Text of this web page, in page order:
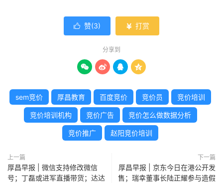
 赞(3)  打赏
分享到
   
sem竞价 厚昌教育 百度竞价 竞价员 竞价培训
竞价培训机构 竞价广告 竞价怎么做数据分析
竞价推广 赵阳竞价培训
上一篇
厚昌早报 | 微信支持修改微信
号；丁磊或进军直播带货；达达
下一篇
厚昌早报 | 京东今日在港公开发
售；瑞幸董事长陆正耀参与造假